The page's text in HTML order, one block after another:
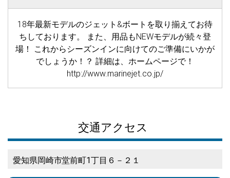
18年最新モデルのジェット&ボートを取り揃えてお待
ちしております。 また、用品もNEWモデルが続々登
場！ これからシーズンインに向けてのご準備にいかが
でしょうか！？ 詳細は、ホームページで！
http://www.marinejet.co.jp/
交通アクセス
愛知県岡崎市堂前町1丁目６－２１